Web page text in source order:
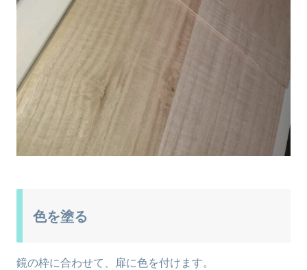
色を塗る
鏡の枠に合わせて、扉に色を付けます。